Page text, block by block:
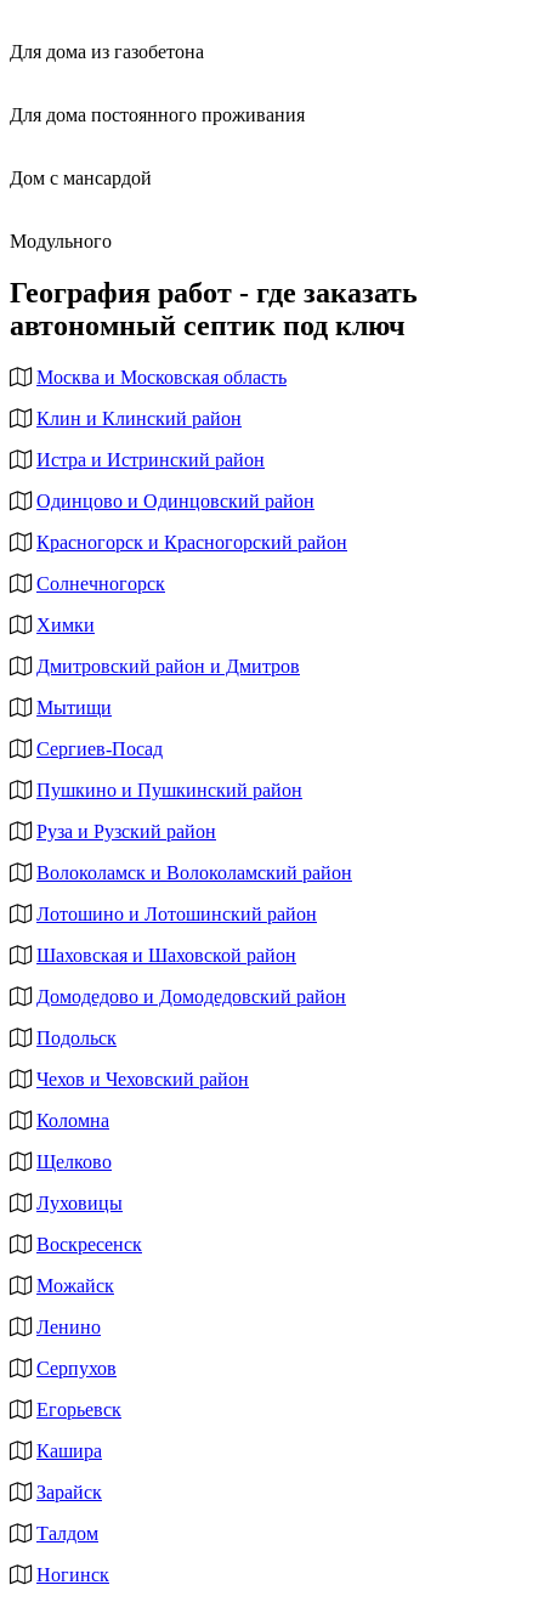
Для дома из газобетона
Для дома постоянного проживания
Дом с мансардой
Модульного
География работ - где заказать
автономный септик под ключ
Москва и Московская область
Клин и Клинский район
Истра и Истринский район
Одинцово и Одинцовский район
Красногорск и Красногорский район
Солнечногорск
Химки
Дмитровский район и Дмитров
Мытищи
Сергиев-Посад
Пушкино и Пушкинский район
Руза и Рузский район
Волоколамск и Волоколамский район
Лотошино и Лотошинский район
Шаховская и Шаховской район
Домодедово и Домодедовский район
Подольск
Чехов и Чеховский район
Коломна
Щелково
Луховицы
Воскресенск
Можайск
Ленино
Серпухов
Егорьевск
Кашира
Зарайск
Талдом
Ногинск